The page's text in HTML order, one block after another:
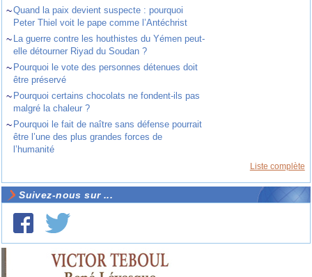
~Quand la paix devient suspecte : pourquoi
Peter Thiel voit le pape comme l’Antéchrist
~ La guerre contre les houthistes du Yémen peut-
elle détourner Riyad du Soudan ?
~ Pourquoi le vote des personnes détenues doit
être préservé
~ Pourquoi certains chocolats ne fondent-ils pas
malgré la chaleur ?
~ Pourquoi le fait de naître sans défense pourrait
être l’une des plus grandes forces de
l’humanité
Liste complète
Suivez-nous sur ...